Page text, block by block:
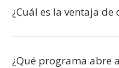
¿Cuál es la ventaja de
¿Qué programa abre